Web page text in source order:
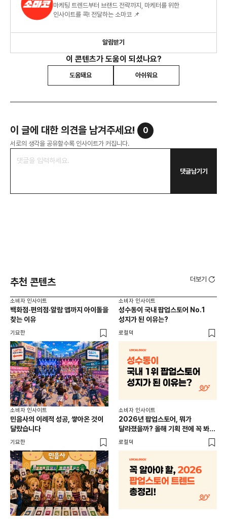
마케팅 트렌드부터 브랜드 전략까지, 마케터를 위한
인사이트를 콕! 전달하는 소마코 📌
알림받기
이 콘텐츠가 도움이 되셨나요?
도움돼요 아쉬워요
이 글에 대한 의견을 남겨주세요! 0
서로의 생각을 공유할수록 인사이트가 커집니다.
댓글남기기
추천 콘텐츠 더보기
소비자 인사이트
백화점·편의점·알람 앱까지 아이돌을
찾는 이유
기묘한
소비자 인사이트
성수동이 국내 팝업스토어 No.1
성지가 된 이유는?
로컬덕
소비자 인사이트
민음사의 이례적 성공, 쌓아온 것이
달랐습니다
기묘한
소비자 인사이트
2026년 팝업스토어, 뭐가
달라졌을까? 올해 기획 전에 꼭 봐야
할 트렌드 4가지
로컬덕